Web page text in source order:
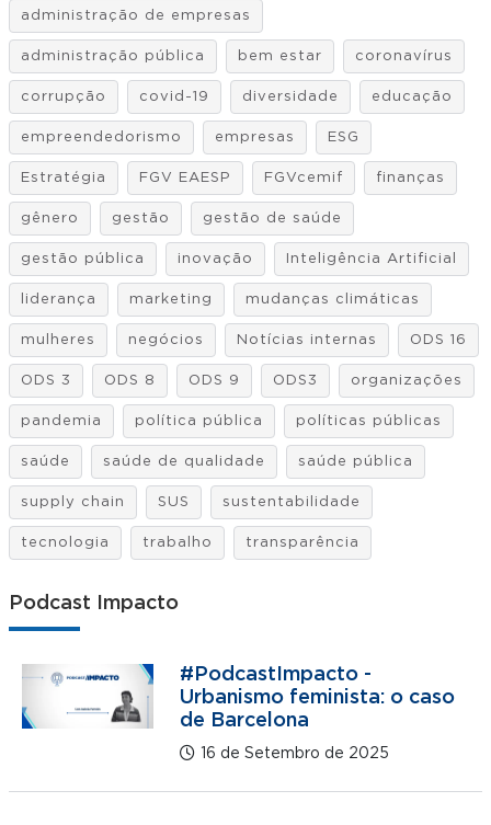
administração de empresas
administração pública bem estar coronavírus
corrupção covid-19 diversidade educação
empreendedorismo empresas ESG
Estratégia FGV EAESP FGVcemif finanças
gênero gestão gestão de saúde
gestão pública inovação Inteligência Artificial
liderança marketing mudanças climáticas
mulheres negócios Notícias internas ODS 16
ODS 3 ODS 8 ODS 9 ODS3 organizações
pandemia política pública políticas públicas
saúde saúde de qualidade saúde pública
supply chain SUS sustentabilidade
tecnologia trabalho transparência
Podcast Impacto
#PodcastImpacto -
Urbanismo feminista: o caso
de Barcelona
16 de Setembro de 2025